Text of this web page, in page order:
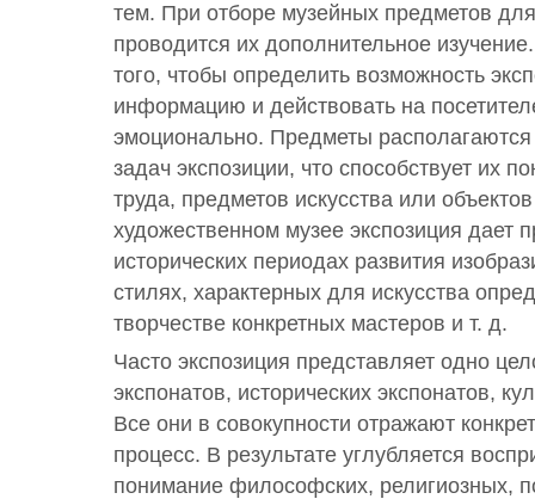
тем. При отборе музейных предметов
проводится их дополнительное
того, чтобы определить возможность
информацию и действовать на
эмоционально. Предметы располагаются
задач экспозиции, что способствует их
труда, предметов искусства или
художественном музее экспозиция дает
исторических периодах развития
стилях, характерных для искусства
творчестве конкретных мастеров и т. д.
Часто экспозиция представляет одно
экспонатов, исторических экспонатов,
Все они в совокупности отражают
процесс. В результате углубляется
понимание философских, религиозных,